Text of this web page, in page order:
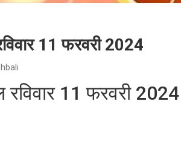
11 फरवरी 2024
11 फरवरी 2024